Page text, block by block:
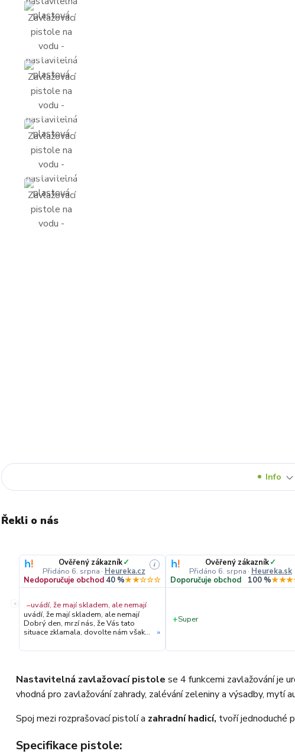
Info
Řekli o nás
«
Ověřený zákazník✓
Přidáno 6. srpna · Heureka.cz
i
Nedoporučuje obchod 40 %★★☆☆☆
−uvádí, že mají skladem, ale nemají
uvádí, že mají skladem, ale nemají
Dobrý den, mrzí nás, že Vás tato
situace zklamala, dovolte nám však
objednávky. Hned druhý den ráno
neočekávaného výpadku zboží a ještě
prověřovali jeho dostupnost přímo u
dodavatele. Jelikož zboží nebylo k
objednávku stornovat. O všem jsme
Vás obratem informovali a náležitě
a rychlém jednání. O to více nás mrzí,
že i přes naši okamžitou reakci,
»
Ověřený zákazník✓
Přidáno 6. srpna · Heureka.sk
Doporučuje obchod 100 %
+Super
Nastavitelná zavlažovací pistole se 4 funkcemi zavlažování je
vhodná pro zavlažování zahrady, zalévání zeleniny a výsadby, mytí
Spoj mezi rozprašovací pistolí a zahradní hadicí, tvoří jednoduché
Specifikace pistole: